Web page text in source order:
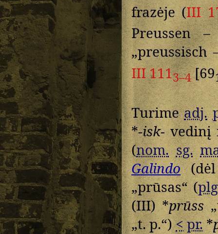
frazėje (III
Preussen
„preussisch
III 1113–4[69
Turimeadj.
*-isk-vedinį
(nom. sg.
Galindo
„prūsas“ (
(III) *prūss
„t. p.“)<pr.*